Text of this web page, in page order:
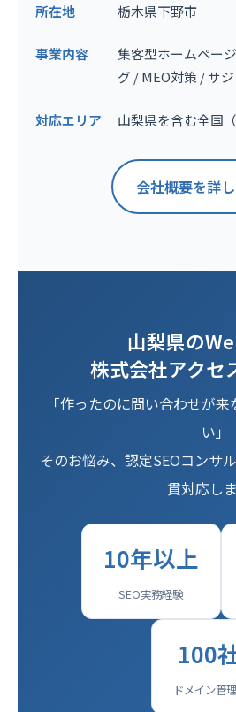
所在地 栃木県下野市
事業内容
集客型ホームペー
グ / MEO対策 / サ
対応エリア 山梨県を含む全国
会社概要を詳
山梨県の
株式会社アクセ
「作ったのに問い合わせが
い」
そのお悩み、認定SEOコンサ
貫対応しま
10年以上
SEO実務経験
100
ドメイン管